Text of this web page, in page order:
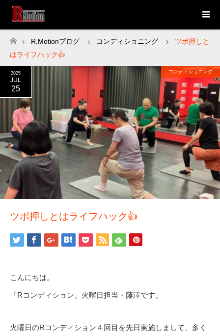
ホーム
R.Motionブログ コンディショニング
ツボ押しと
はライフハック👍
2025
JUL
25
コンディショニング
ツボ押しとはライフハック👍
こんにちは。
「Rコンディション」火曜日担当・藤澤です。
火曜日のRコンディション４回目を先日実施しまして、多く